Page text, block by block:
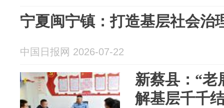
宁夏闽宁镇：打造基层社会治
中国日报网 2026-07-22
新蔡县：“老
解基层千千